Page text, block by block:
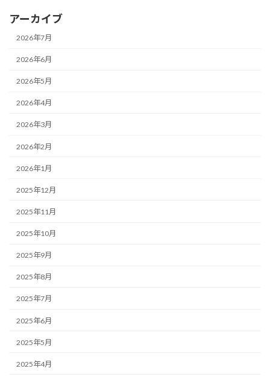
アーカイブ
2026年7月
2026年6月
2026年5月
2026年4月
2026年3月
2026年2月
2026年1月
2025年12月
2025年11月
2025年10月
2025年9月
2025年8月
2025年7月
2025年6月
2025年5月
2025年4月